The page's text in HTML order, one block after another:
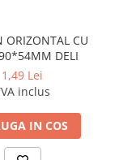
ORIZONTAL CU
DELI
1,49 Lei
inclus
IN COS